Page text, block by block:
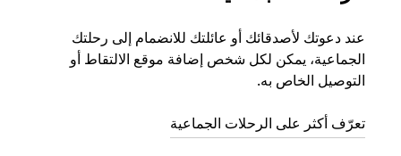
عند دعوتك لأصدقائك أو عائلتك للانضمام إلى رحلتك
الجماعية، يمكن لكل شخص إضافة موقع الالتقاط أو
التوصيل الخاص به.
تعرّف أكثر على الرحلات الجماعية